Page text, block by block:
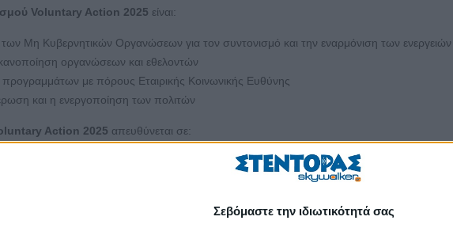
Σεβόμαστε την ιδιωτικότητά σας
Voluntary Action 2025 είναι:
των Μη Κυβερνητικών Οργανώσεων για τον συντονισμό και την εναρμόνιση των ενεργειών
οργανώσεων και εθελοντών
με πόρους Εταιρικής Κοινωνικής Ευθύνης
και η ενεργοποίηση των πολιτών
Action 2025 απευθύνεται σε:
αξιοποιούν την εθελοντική εργασία
σε μόνιμη βάση αλλά και περιστασιακά
με κοινωνική δράση
ρόλο στην Κοινωνία των Πολιτών